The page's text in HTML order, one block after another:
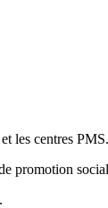
les centres PMS.
promotion